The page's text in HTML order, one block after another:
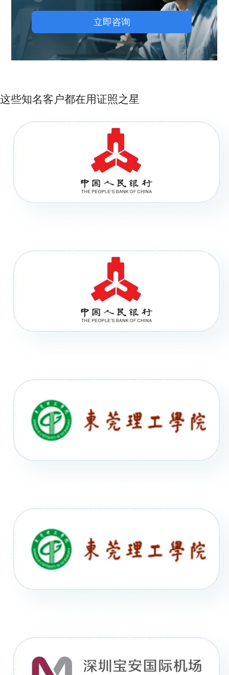
立即咨询
这些知名客户都在用证照之星